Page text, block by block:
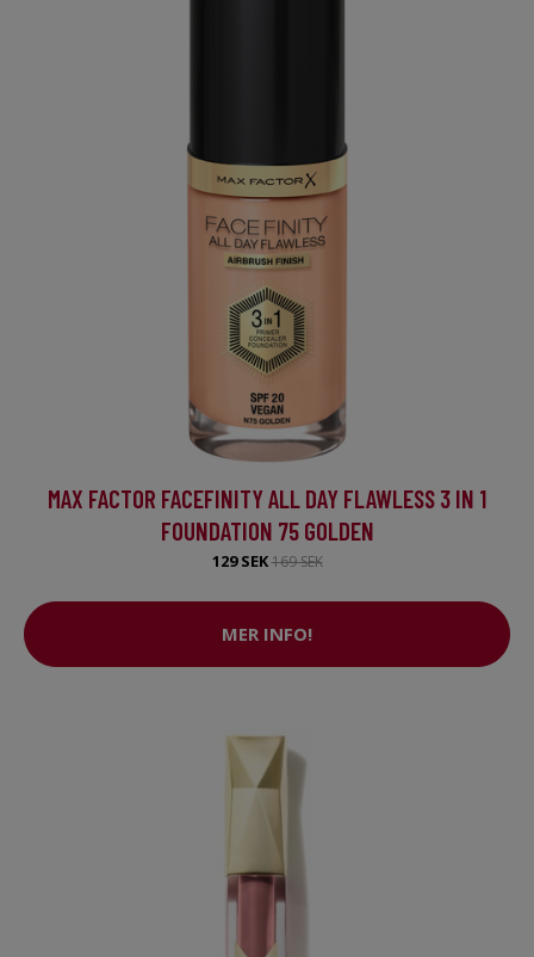
MAX FACTOR FACEFINITY ALL DAY FLAWLESS 3 IN 1
FOUNDATION 75 GOLDEN
129 SEK169 SEK
MER INFO!